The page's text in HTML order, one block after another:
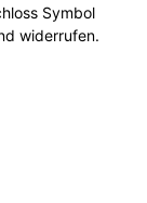
Symbol
widerrufen.